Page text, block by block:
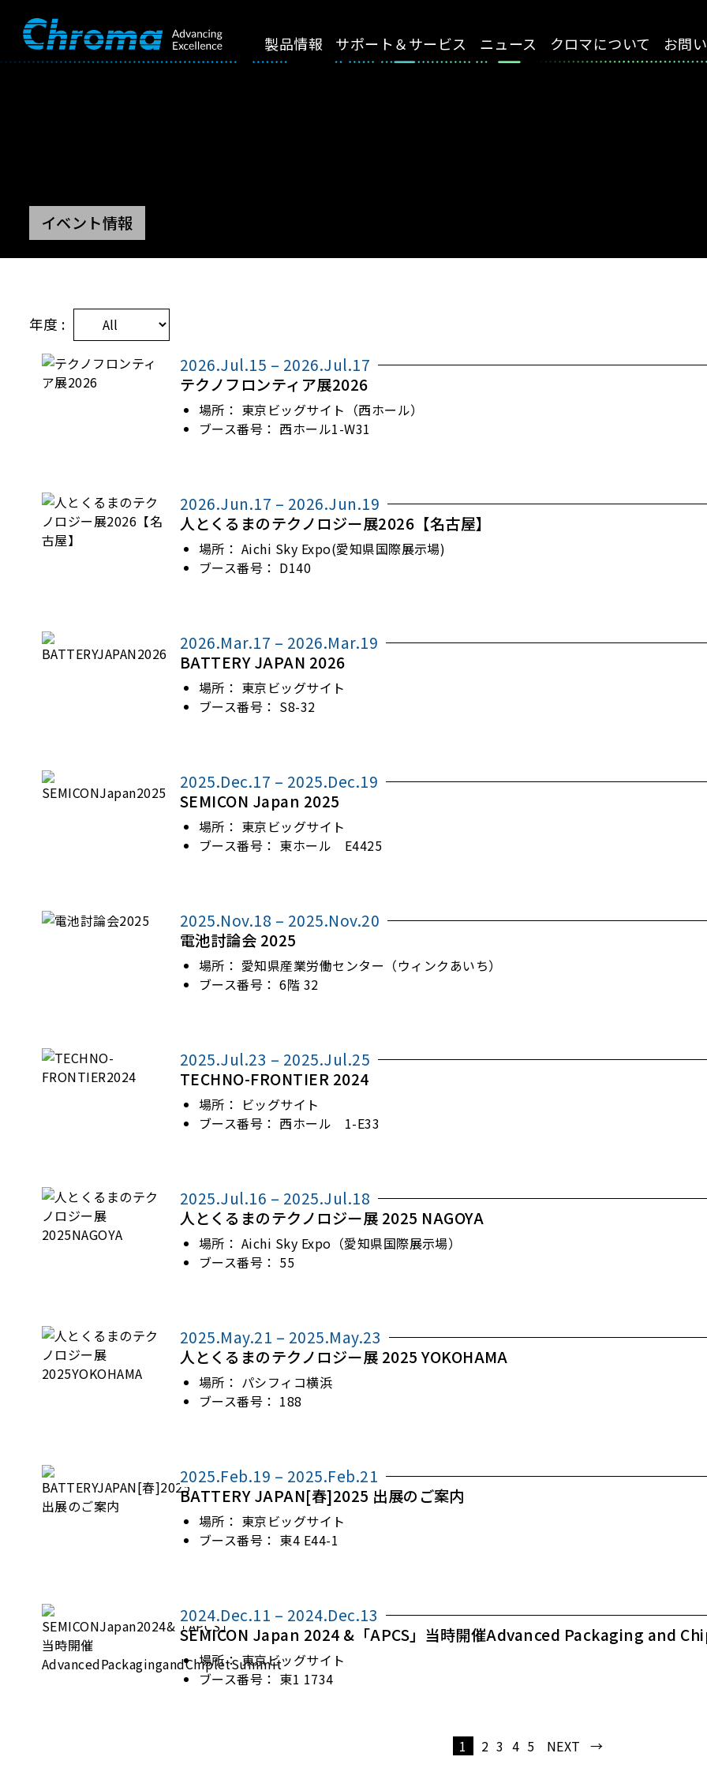
製品情報 サポート＆サービス ニュース クロマについて お問
イベント情報
年度 :
2026.Jul.15 – 2026.Jul.17
テクノフロンティア展2026
場所： 東京ビッグサイト（西ホール）
ブース番号： 西ホール1-W31
2026.Jun.17 – 2026.Jun.19
人とくるまのテクノロジー展2026【名古屋】
場所： Aichi Sky Expo(愛知県国際展示場)
ブース番号： D140
2026.Mar.17 – 2026.Mar.19
BATTERY JAPAN 2026
場所： 東京ビッグサイト
ブース番号： S8-32
2025.Dec.17 – 2025.Dec.19
SEMICON Japan 2025
場所： 東京ビッグサイト
ブース番号： 東ホール E4425
2025.Nov.18 – 2025.Nov.20
電池討論会 2025
場所： 愛知県産業労働センター（ウィンクあいち）
ブース番号： 6階 32
2025.Jul.23 – 2025.Jul.25
TECHNO-FRONTIER 2024
場所： ビッグサイト
ブース番号： 西ホール 1-E33
2025.Jul.16 – 2025.Jul.18
人とくるまのテクノロジー展 2025 NAGOYA
場所： Aichi Sky Expo（愛知県国際展示場）
ブース番号： 55
2025.May.21 – 2025.May.23
人とくるまのテクノロジー展 2025 YOKOHAMA
場所： パシフィコ横浜
ブース番号： 188
2025.Feb.19 – 2025.Feb.21
BATTERY JAPAN[春]2025 出展のご案内
場所： 東京ビッグサイト
ブース番号： 東4 E44-1
2024.Dec.11 – 2024.Dec.13
SEMICON Japan 2024 &「APCS」当時開催Advanced Packaging and
場所：東京ビッグサイト
ブース番号： 東1 1734
1 2 3 4 5 NEXT →